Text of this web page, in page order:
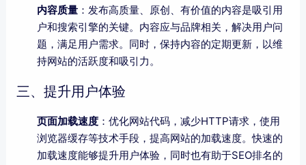
内容质量：发布高质量、原创、有价值的内容是吸引用
户和搜索引擎的关键。内容应与品牌相关，解决用户问
题，满足用户需求。同时，保持内容的定期更新，以维
持网站的活跃度和吸引力。
三、提升用户体验
页面加载速度：优化网站代码，减少HTTP请求，使用
浏览器缓存等技术手段，提高网站的加载速度。快速的
加载速度能够提升用户体验，同时也有助于SEO排名的